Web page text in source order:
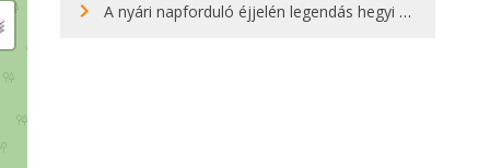
A nyári napforduló éjjelén legendás hegyi tüzek világítják meg Zugspitzét